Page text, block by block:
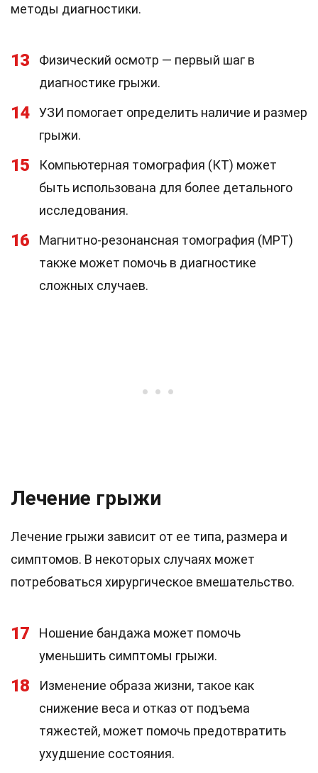
методы диагностики.
13
Физический осмотр — первый шаг в
диагностике грыжи.
14
УЗИ помогает определить наличие и размер
грыжи.
15
Компьютерная томография (КТ) может
быть использована для более детального
исследования.
16
Магнитно-резонансная томография (МРТ)
также может помочь в диагностике
сложных случаев.
Лечение грыжи
Лечение грыжи зависит от ее типа, размера и
симптомов. В некоторых случаях может
потребоваться хирургическое вмешательство.
17
Ношение бандажа может помочь
уменьшить симптомы грыжи.
18
Изменение образа жизни, такое как
снижение веса и отказ от подъема
тяжестей, может помочь предотвратить
ухудшение состояния.